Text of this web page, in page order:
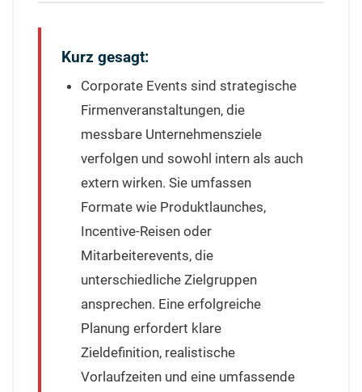
Kurz gesagt:
Corporate Events sind strategische
Firmenveranstaltungen, die
messbare Unternehmensziele
verfolgen und sowohl intern als auch
extern wirken. Sie umfassen
Formate wie Produktlaunches,
Incentive-Reisen oder
Mitarbeiterevents, die
unterschiedliche Zielgruppen
ansprechen. Eine erfolgreiche
Planung erfordert klare
Zieldefinition, realistische
Vorlaufzeiten und eine umfassende